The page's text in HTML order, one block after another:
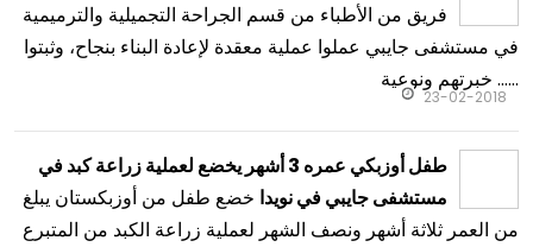
فريق من الأطباء من قسم الجراحة التجميلية والترميمية
في مستشفى جايبي عملوا عملية معقدة لإعادة البناء بنجاح، وثبتوا
خبرتهم ونوعية ......
23-02-2018
طفل أوزبكي عمره 3 أشهر يخضع لعملية زراعة كبد في
مستشفى جايبي في نويدا خضع طفل من أوزبكستان يبلغ
من العمر ثلاثة أشهر ونصف الشهر لعملية زراعة الكبد من المتبرع